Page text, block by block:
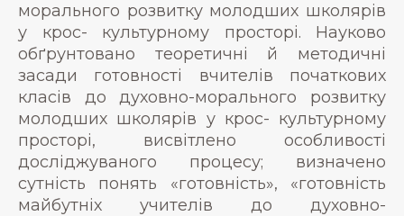
морального розвитку молодших школярів
у крос- культурному просторі. Науково
обґрунтовано теоретичні й методичні
засади готовності вчителів початкових
класів до духовно-морального розвитку
молодших школярів у крос- культурному
просторі, висвітлено особливості
досліджуваного процесу; визначено
сутність понять «готовність», «готовність
майбутніх учителів до духовно-